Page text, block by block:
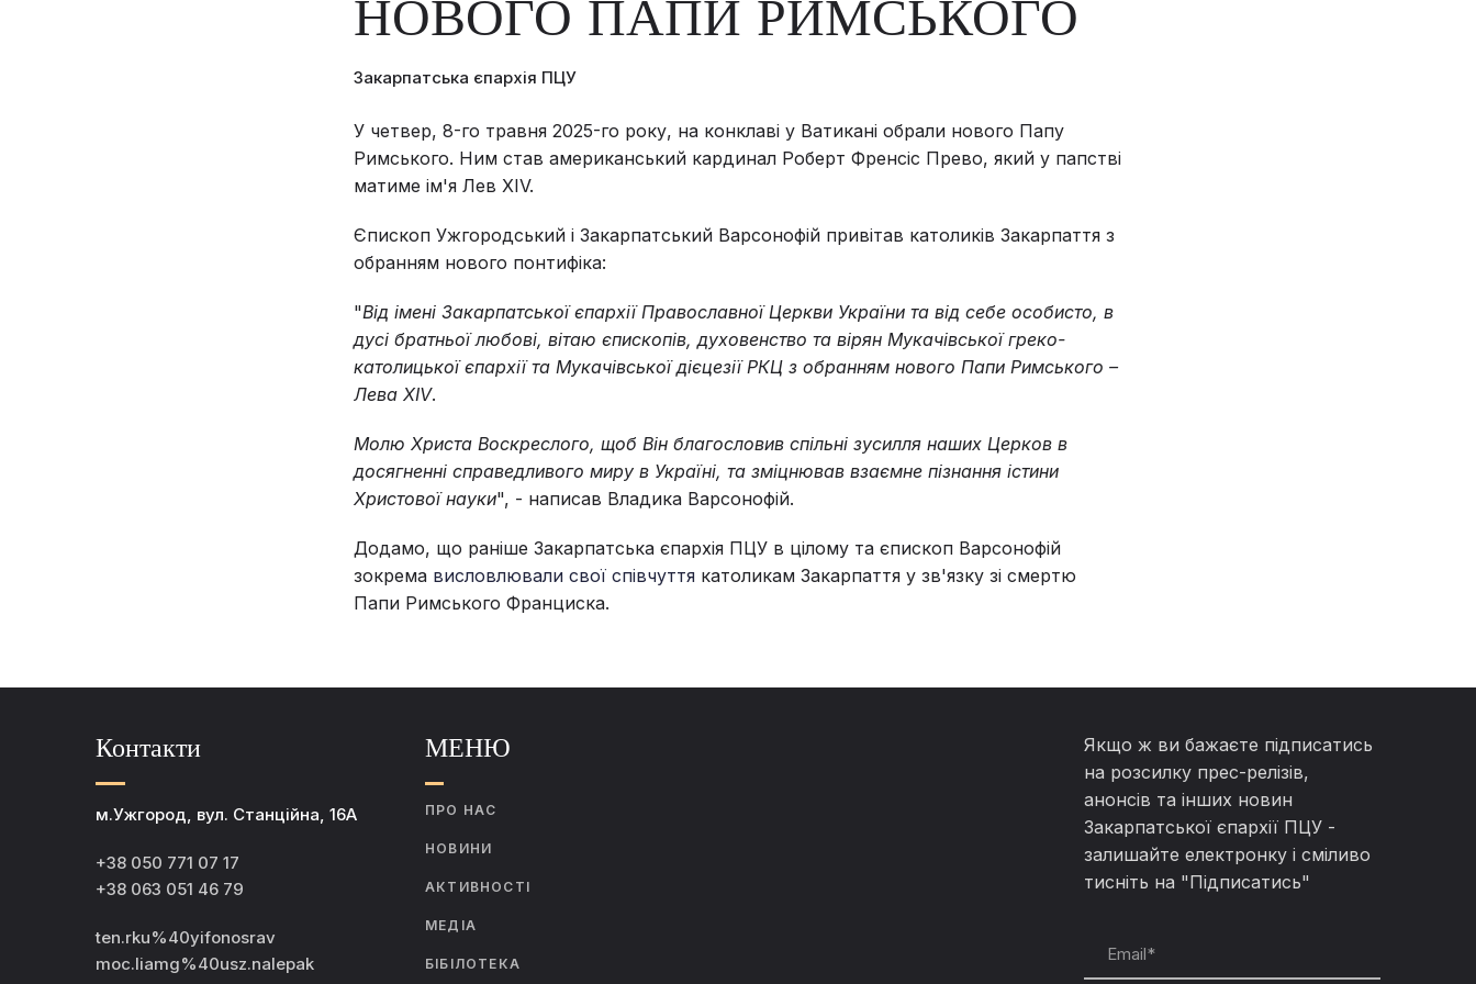
НОВОГО ПАПИ РИМСЬКОГО
Закарпатська єпархія ПЦУ
У четвер, 8-го травня 2025-го року, на конклаві у Ватикані обрали нового Папу
Римського. Ним став американський кардинал Роберт Френсіс Прево, який у папстві
матиме ім'я Лев XIV.
Єпископ Ужгородський і Закарпатський Варсонофій привітав католиків Закарпаття з
обранням нового понтифіка:
"Від імені Закарпатської єпархії Православної Церкви України та від себе особисто, в
дусі братньої любові, вітаю єпископів, духовенство та вірян Мукачівської греко-
католицької єпархії та Мукачівської дієцезії РКЦ з обранням нового Папи Римського –
Лева XIV.
Молю Христа Воскреслого, щоб Він благословив спільні зусилля наших Церков в
досягненні справедливого миру в Україні, та зміцнював взаємне пізнання істини
Христової науки", - написав Владика Варсонофій.
Додамо, що раніше Закарпатська єпархія ПЦУ в цілому та єпископ Варсонофій
зокрема висловлювали свої співчуття католикам Закарпаття у зв'язку зі смертю
Папи Римського Франциска.
Контакти
м.Ужгород, вул. Станційна, 16А
+38 050 771 07 17
+38 063 051 46 79
ten.rku%40yifonosrav
moc.liamg%40usz.nalepak
МЕНЮ
ПРО НАС
НОВИНИ
АКТИВНОСТІ
МЕДІА
БІБІЛОТЕКА
Якщо ж ви бажаєте підписатись
на розсилку прес-релізів,
анонсів та інших новин
Закарпатської єпархії ПЦУ -
залишайте електронку і сміливо
тисніть на "Підписатись"